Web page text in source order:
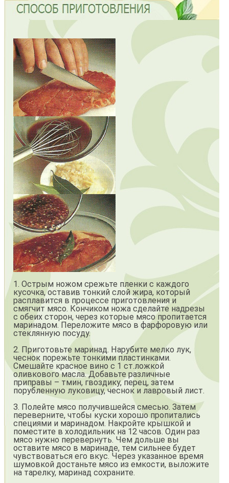
1. Острым ножом срежьте пленки с каждого
кусочка, оставив тонкий слой жира, который
расплавится в процессе приготовления и
смягчит мясо. Кончиком ножа сделайте надрезы
с обеих сторон, через которые мясо пропитается
маринадом. Переложите мясо в фарфоровую или
стеклянную посуду.
2. Приготовьте маринад. Нарубите мелко лук,
чеснок порежьте тонкими пластинками.
Смешайте красное вино с 1 ст.ложкой
оливкового масла. Добавьте различные
приправы – тмин, гвоздику, перец, затем
порубленную луковицу, чеснок и лавровый лист.
3. Полейте мясо получившейся смесью. Затем
переверните, чтобы куски хорошо пропитались
специями и маринадом. Накройте крышкой и
поместите в холодильник на 12 часов. Один раз
мясо нужно перевернуть. Чем дольше вы
оставите мясо в маринаде, тем сильнее будет
чувствоваться его вкус. Через указанное время
шумовкой достаньте мясо из емкости, выложите
на тарелку, маринад сохраните.